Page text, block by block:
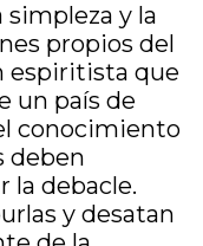
y la
propios del
espiritista que
un país de
conocimiento
deben
la debacle.
y desatan